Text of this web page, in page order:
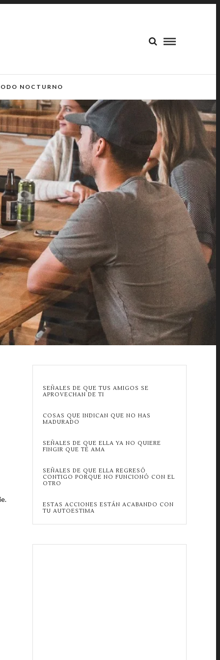
NOCTURNO
SEÑALES DE QUE TUS AMIGOS SE
APROVECHAN DE TI
COSAS QUE INDICAN QUE NO HAS
MADURADO
SEÑALES DE QUE ELLA YA NO QUIERE
FINGIR QUE TE AMA
SEÑALES DE QUE ELLA REGRESÓ
CONTIGO PORQUE NO FUNCIONÓ CON EL
OTRO
ESTAS ACCIONES ESTÁN ACABANDO CON
TU AUTOESTIMA